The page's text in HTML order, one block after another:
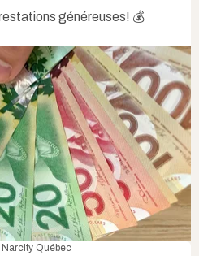
généreuses! 💰
Québec